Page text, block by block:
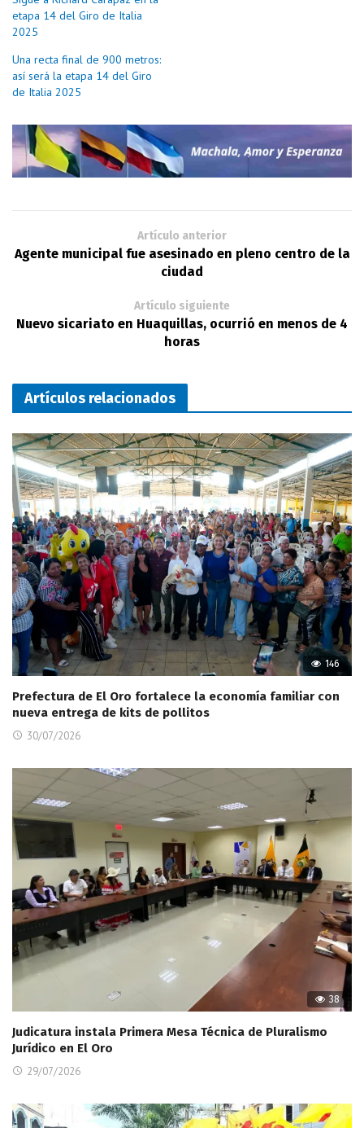
etapa 14 del Giro de Italia
2025
Una recta final de 900 metros:
así será la etapa 14 del Giro
de Italia 2025
Artículo anterior
Agente municipal fue asesinado en pleno centro de la
ciudad
Artículo siguiente
Nuevo sicariato en Huaquillas, ocurrió en menos de 4
horas
Artículos relacionados
146
Prefectura de El Oro fortalece la economía familiar con
nueva entrega de kits de pollitos
30/07/2026
38
Judicatura instala Primera Mesa Técnica de Pluralismo
Jurídico en El Oro
29/07/2026